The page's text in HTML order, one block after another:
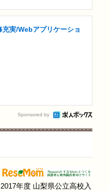
実/Webアプリケーショ
Sponsored by
2017年度 山梨県公立高校入